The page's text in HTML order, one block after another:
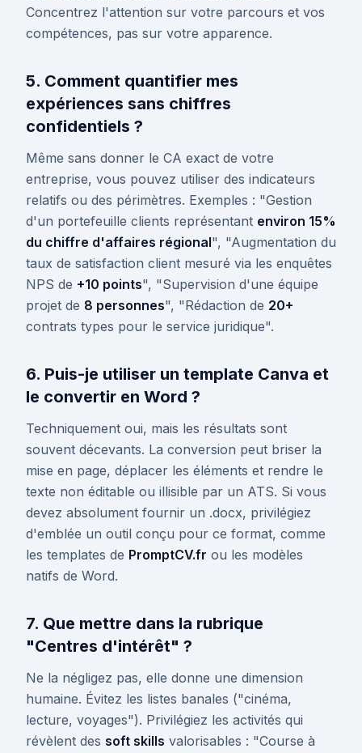
Concentrez l'attention sur votre parcours et vos
compétences, pas sur votre apparence.
5. Comment quantifier mes
expériences sans chiffres
confidentiels ?
Même sans donner le CA exact de votre
entreprise, vous pouvez utiliser des indicateurs
relatifs ou des périmètres. Exemples : "Gestion
d'un portefeuille clients représentant environ 15%
du chiffre d'affaires régional", "Augmentation du
taux de satisfaction client mesuré via les enquêtes
NPS de +10 points", "Supervision d'une équipe
projet de 8 personnes", "Rédaction de 20+
contrats types pour le service juridique".
6. Puis-je utiliser un template Canva et
le convertir en Word ?
Techniquement oui, mais les résultats sont
souvent décevants. La conversion peut briser la
mise en page, déplacer les éléments et rendre le
texte non éditable ou illisible par un ATS. Si vous
devez absolument fournir un .docx, privilégiez
d'emblée un outil conçu pour ce format, comme
les templates de PromptCV.fr ou les modèles
natifs de Word.
7. Que mettre dans la rubrique
"Centres d'intérêt" ?
Ne la négligez pas, elle donne une dimension
humaine. Évitez les listes banales ("cinéma,
lecture, voyages"). Privilégiez les activités qui
révèlent des soft skills valorisables : "Course à